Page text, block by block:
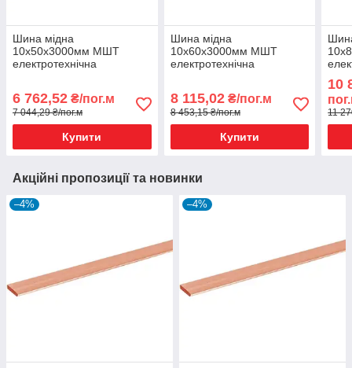
Шина мідна
10х50х3000мм МШТ
електротехнічна
6 762,52 ₴/пог.м
7 044,29 ₴/пог.м
Купити
Шина мідна
10х60х3000мм МШТ
електротехнічна
8 115,02₴/пог.м
8 453,15 ₴/пог.м
Купити
10
11
Акційні пропозиції та новинки
–4% –4%